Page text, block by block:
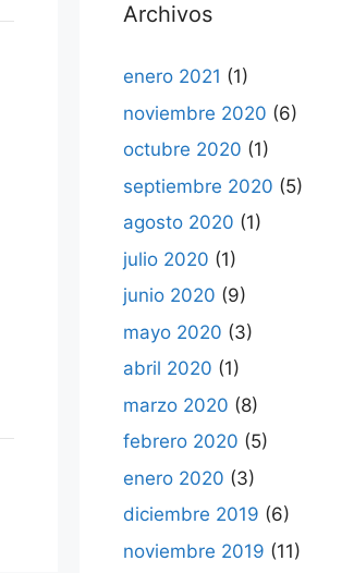
Archivos
enero 2021 (1)
noviembre 2020 (6)
octubre 2020 (1)
septiembre 2020 (5)
agosto 2020 (1)
julio 2020 (1)
junio 2020 (9)
mayo 2020 (3)
abril 2020 (1)
marzo 2020 (8)
febrero 2020 (5)
enero 2020 (3)
diciembre 2019 (6)
noviembre 2019 (11)